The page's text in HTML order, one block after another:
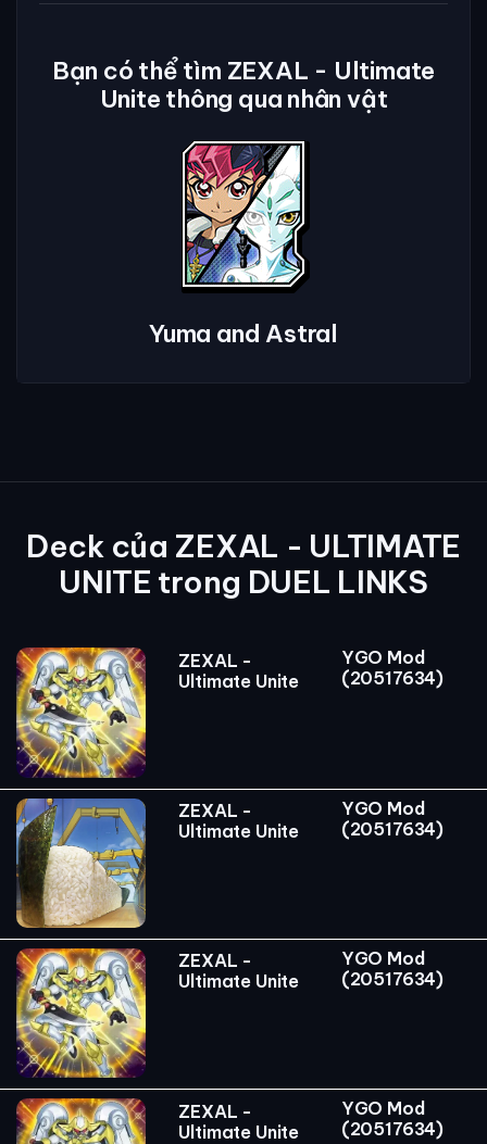
Bạn có thể tìm ZEXAL - Ultimate
Unite thông qua nhân vật
Yuma and Astral
Deck của ZEXAL - ULTIMATE
UNITE trong DUEL LINKS
ZEXAL -
Ultimate Unite
YGO Mod
(20517634)
ZEXAL -
Ultimate Unite
YGO Mod
(20517634)
ZEXAL -
Ultimate Unite
YGO Mod
(20517634)
ZEXAL -
Ultimate Unite
YGO Mod
(20517634)